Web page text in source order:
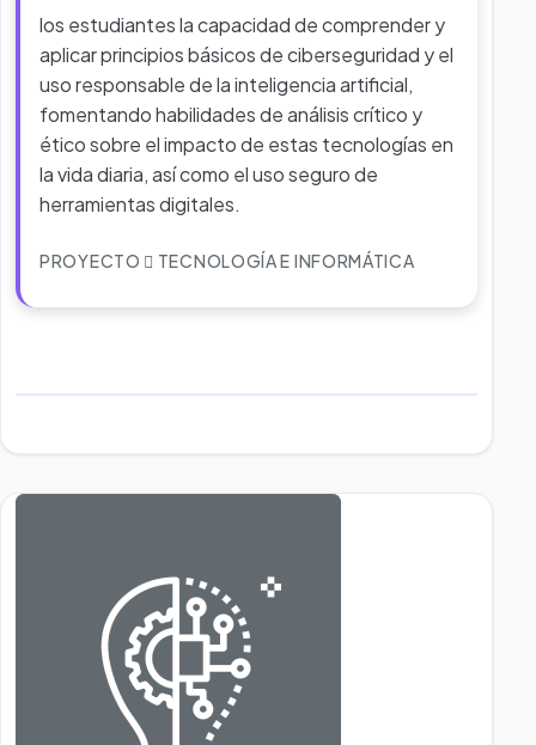
los estudiantes la capacidad de comprender y
aplicar principios básicos de ciberseguridad y el
uso responsable de la inteligencia artificial,
fomentando habilidades de análisis crítico y
ético sobre el impacto de estas tecnologías en
la vida diaria, así como el uso seguro de
herramientas digitales.
PROYECTO TECNOLOGÍA E INFORMÁTICA